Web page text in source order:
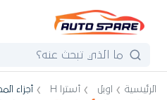
الرئيسية اوبل أسترا H أجزاء